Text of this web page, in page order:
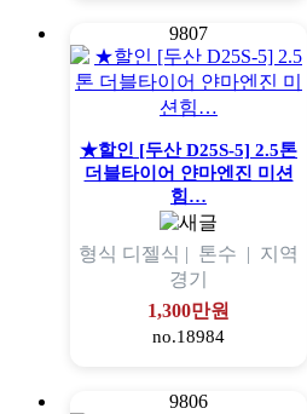
9807
★할인 [두산 D25S-5] 2.5톤
더블타이어 얀마엔진 미션
힘…
형식 디젤식 | 톤수 | 지역
경기
1,300만원
no.18984
9806